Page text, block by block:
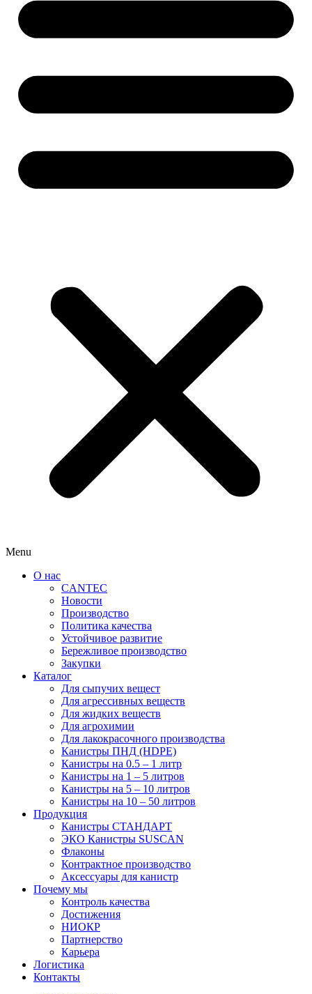
Menu
О нас
CANTEC
Новости
Производство
Политика качества
Устойчивое развитие
Бережливое производство
Закупки
Каталог
Для сыпучих вещест
Для агрессивных веществ
Для жидких веществ
Для агрохимии
Для лакокрасочного производства
Канистры ПНД (HDPE)
Канистры на 0.5 – 1 литр
Канистры на 1 – 5 литров
Канистры на 5 – 10 литров
Канистры на 10 – 50 литров
Продукция
Канистры СТАНДАРТ
ЭКО Канистры SUSCAN
Флаконы
Контрактное производство
Аксессуары для канистр
Почему мы
Контроль качества
Достижения
НИОКР
Партнерство
Карьера
Логистика
Контакты